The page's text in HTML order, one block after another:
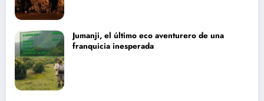
Jumanji, el último eco aventurero de una
franquicia inesperada